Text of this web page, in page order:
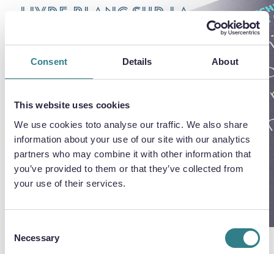
Consent Details About
This website uses cookies
We use cookies toto analyse our traffic. We also share
information about your use of our site with our analytics
partners who may combine it with other information that
you’ve provided to them or that they’ve collected from
your use of their services.
Selection
Necessary
Livre blanc sur la
Découvrez comment la découpe
flexibilité, des économies de coûts et
des gains de temps à votre industrie.
TÉLÉCHARGER LE LIVRE BLANC